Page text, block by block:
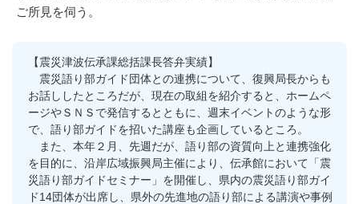
ご所見を伺う。
【震災津波伝承課総括課長答弁実績】
震災語り部ガイド団体との連携について、復興局長からも
お話ししたところだが、現在の取組を紹介すると、ホームペ
ージやＳＮＳで発信するとともに、週末イベントのような形
で、語り部ガイドを招いた講座も企画しているところ。
また、本年２月、先週だが、語り部の資質向上と連携強化
を目的に、沿岸広域振興局主催により、伝承館において「震
災語り部ガイドセミナー」を開催し、県内の震災語り部ガイ
ド14団体が出席し、県外の先進地の語り部による講演や事例